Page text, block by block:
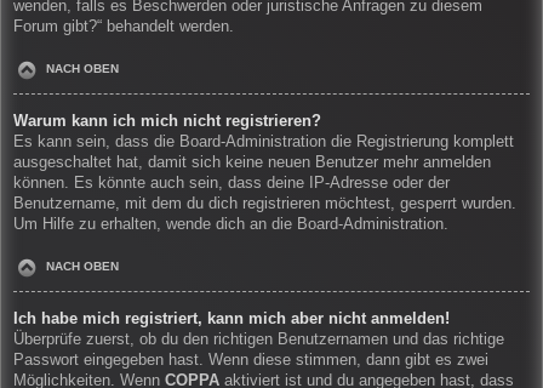
wenden, falls es Beschwerden oder juristische Anfragen zu diesem
Forum gibt?“ behandelt werden.
NACH OBEN
Warum kann ich mich nicht registrieren?
Es kann sein, dass die Board-Administration die Registrierung komplett
ausgeschaltet hat, damit sich keine neuen Benutzer mehr anmelden
können. Es könnte auch sein, dass deine IP-Adresse oder der
Benutzername, mit dem du dich registrieren möchtest, gesperrt wurden.
Um Hilfe zu erhalten, wende dich an die Board-Administration.
NACH OBEN
Ich habe mich registriert, kann mich aber nicht anmelden!
Überprüfe zuerst, ob du den richtigen Benutzernamen und das richtige
Passwort eingegeben hast. Wenn diese stimmen, dann gibt es zwei
Möglichkeiten. Wenn COPPA aktiviert ist und du angegeben hast, dass